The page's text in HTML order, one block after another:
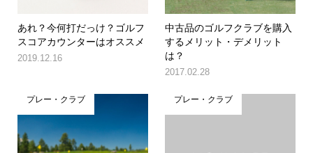
あれ？今何打だっけ？ゴルフ
スコアカウンターはオススメ
2019.12.16
中古品のゴルフクラブを購入
するメリット・デメリット
は？
2017.02.28
プレー・クラブ プレー・クラブ